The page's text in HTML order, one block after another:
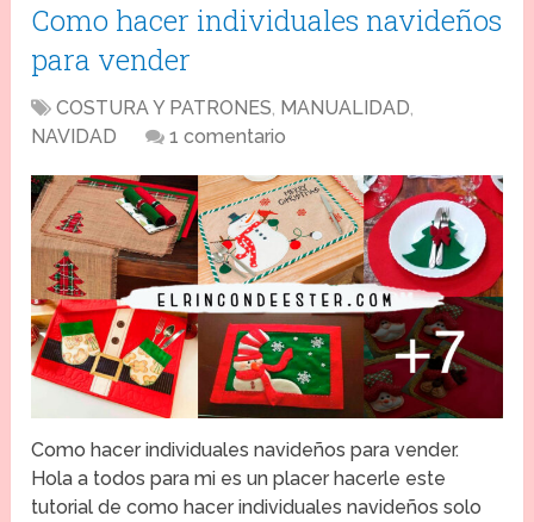
Como hacer individuales navideños
para vender
COSTURA Y PATRONES, MANUALIDAD,
NAVIDAD
1 comentario
Como hacer individuales navideños para vender.
Hola a todos para mi es un placer hacerle este
tutorial de como hacer individuales navideños solo